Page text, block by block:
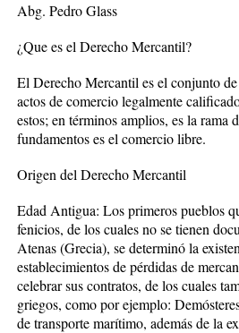
Abg. Pedro Glass
¿Que es el Derecho Mercantil?
El Derecho Mercantil es el conjunto
actos de comercio legalmente
estos; en términos amplios, es la
fundamentos es el comercio libre.
Origen del Derecho Mercantil
Edad Antigua: Los primeros pueblos
fenicios, de los cuales no se tienen
Atenas (Grecia), se determinó la
establecimientos de pérdidas de
celebrar sus contratos, de los cuales
griegos, como por ejemplo:
de transporte marítimo, además de la